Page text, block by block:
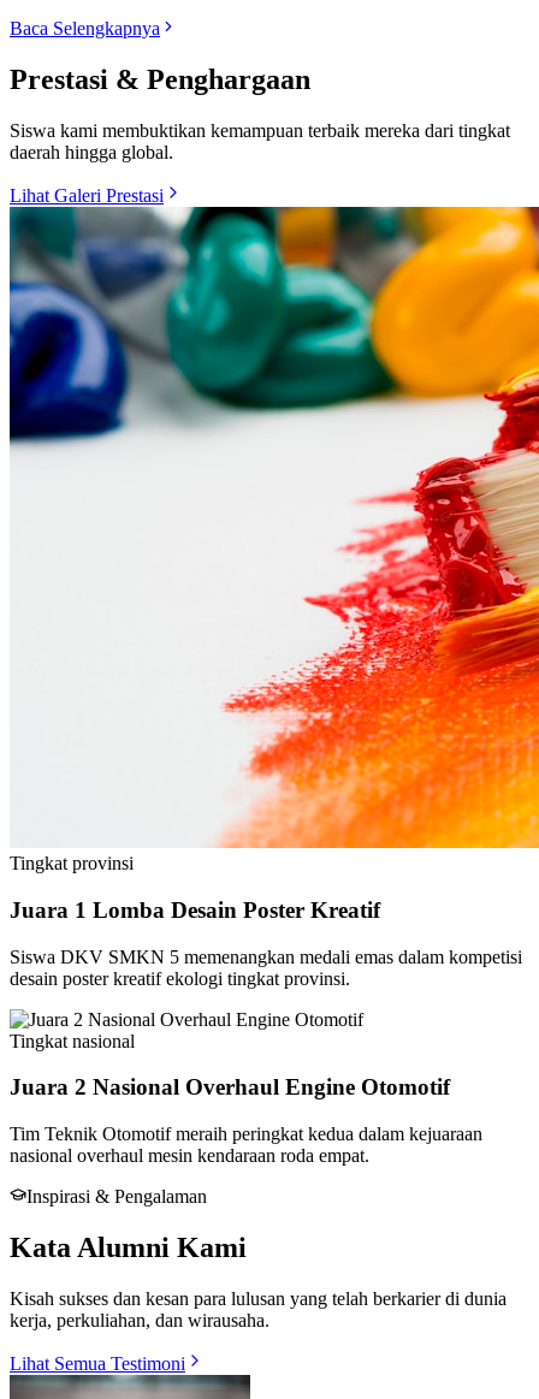
Baca Selengkapnya
Prestasi & Penghargaan
Siswa kami membuktikan kemampuan terbaik mereka dari tingkat
daerah hingga global.
Lihat Galeri Prestasi
Tingkat provinsi
Juara 1 Lomba Desain Poster Kreatif
Siswa DKV SMKN 5 memenangkan medali emas dalam kompetisi
desain poster kreatif ekologi tingkat provinsi.
Tingkat nasional
Juara 2 Nasional Overhaul Engine Otomotif
Tim Teknik Otomotif meraih peringkat kedua dalam kejuaraan
nasional overhaul mesin kendaraan roda empat.
Inspirasi & Pengalaman
Kata Alumni Kami
Kisah sukses dan kesan para lulusan yang telah berkarier di dunia
kerja, perkuliahan, dan wirausaha.
Lihat Semua Testimoni